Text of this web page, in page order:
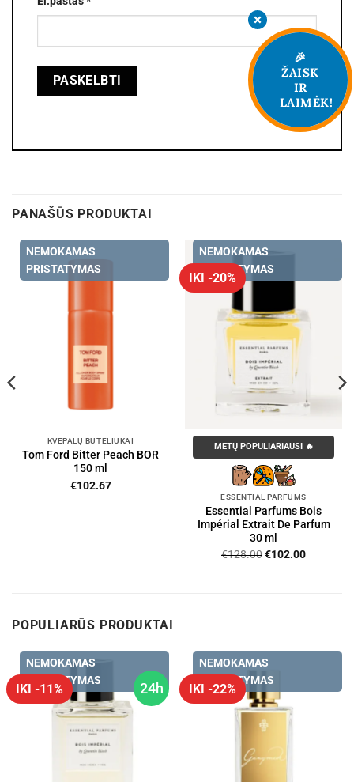
PANAŠŪS PRODUKTAI
NEMOKAMAS
PRISTATYMAS
KVEPALŲ BUTELIUKAI
Tom Ford Bitter Peach BOR
150 ml
€102.67
IKI -20%
NEMOKAMAS
PRISTATYMAS
METŲ POPULIARIAUSI 🔥
ESSENTIAL PARFUMS
Essential Parfums Bois
Impérial Extrait De Parfum
30 ml
€128.00Original
€102.00Current
POPULIARŪS PRODUKTAI
24h
IKI -11%
NEMOKAMAS
PRISTATYMAS
IKI -22%
NEMOKAMAS
PRISTATYMAS
🎉
ŽAISK
IR
LAIMĖK!